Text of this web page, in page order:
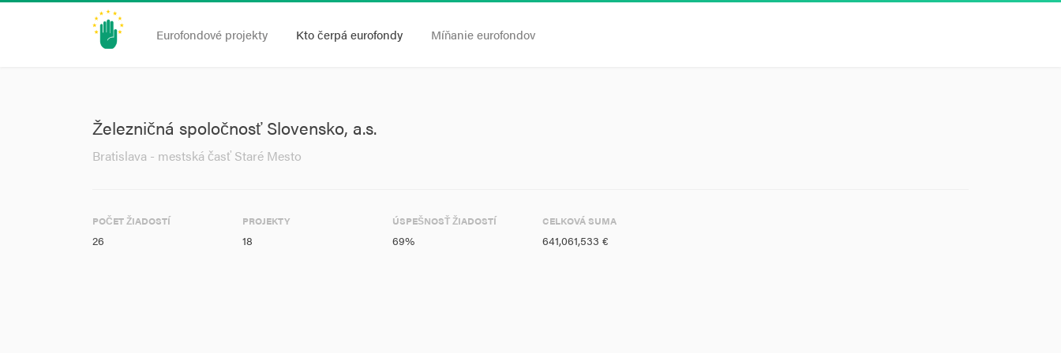
Eurofondové projekty Kto čerpá eurofondy Míňanie eurofondov
Železničná spoločnosť Slovensko, a.s.
Bratislava - mestská časť Staré Mesto
POČET ŽIADOSTÍ
26
PROJEKTY
18
ÚSPEŠNOSŤ ŽIADOSTÍ
69%
CELKOVÁ SUMA
641,061,533 €